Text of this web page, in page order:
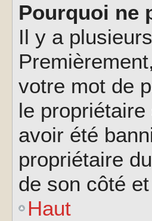
Pourquoi ne
Il y a
votre mot de
le
avoir été
propriétaire
de son côté
Haut